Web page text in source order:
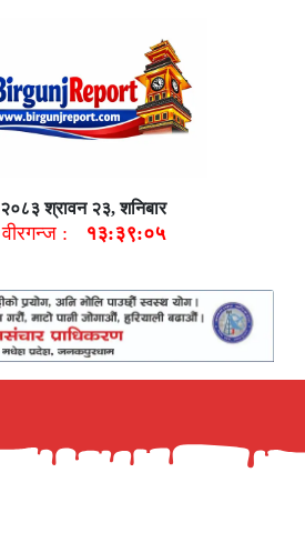
२०८३ श्रावन २३, शनिबार
वीरगन्ज : १३:३९:०६